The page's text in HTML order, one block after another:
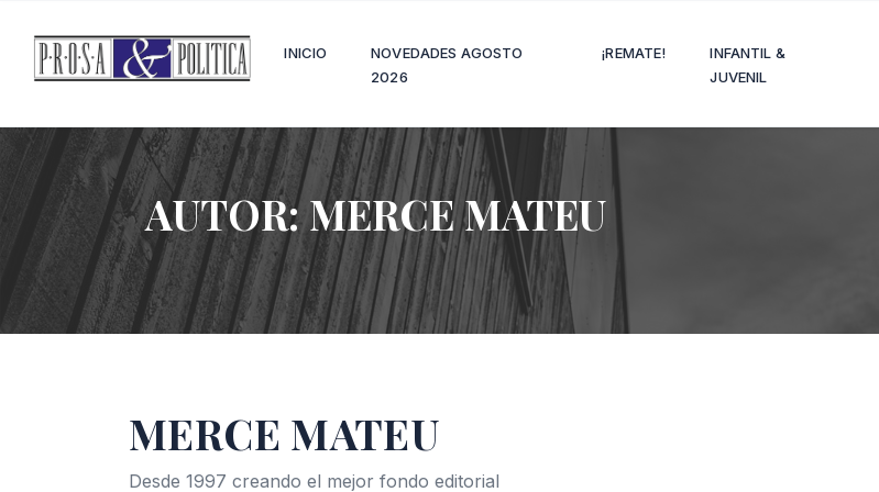
INICIO
NOVEDADES AGOSTO
2026
¡REMATE!
INFANTIL &
JUVENIL
AUTOR:MERCE MATEU
MERCE MATEU
Desde 1997 creando el mejor fondo editorial